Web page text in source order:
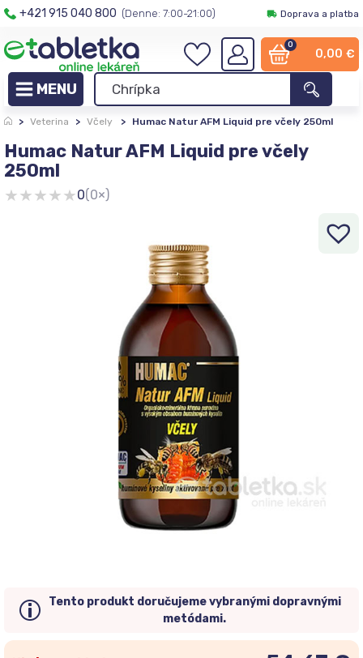
+421 915 040 800 (Denne: 7:00-21:00) Doprava a platba
0
0,00 €
> Veterina > Včely > Humac Natur AFM Liquid pre včely 250ml
Humac Natur AFM Liquid pre včely
250ml
★★★★★0(0×)
Tento produkt doručujeme vybranými dopravnými
metódami.